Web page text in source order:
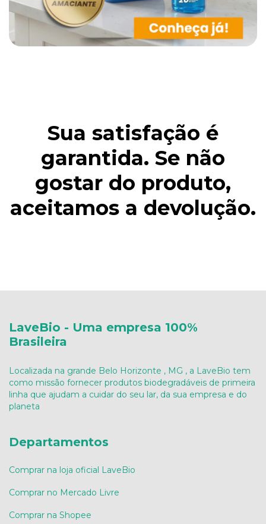
Sua satisfação é
garantida. Se não
gostar do produto,
aceitamos a devolução.
LaveBio - Uma empresa 100%
Brasileira
Localizada na grande Belo Horizonte , MG , a LaveBio tem
como missão fornecer produtos biodegradáveis de primeira
linha que ajudam a cuidar do seu lar, da sua empresa e do
planeta
Departamentos
Comprar na loja oficial LaveBio
Comprar no Mercado Livre
Comprar na Shopee